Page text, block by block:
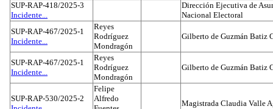
SUP-RAP-418/2025-3
Incidente...
Dirección Ejecutiva de
Nacional Electoral
SUP-RAP-467/2025-1
Incidente...
Reyes
Rodríguez
Mondragón
Gilberto de Guzmán Batiz
SUP-RAP-467/2025-1
Incidente...
Reyes
Rodríguez
Mondragón
Gilberto de Guzmán Batiz
SUP-RAP-530/2025-2
Felipe
Alfredo
Magistrada Claudia Valle